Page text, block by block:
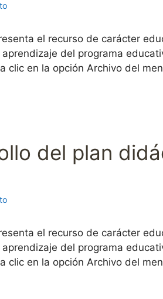
el recurso de carácter
del programa
clic en la opción Archivo del
del plan
el recurso de carácter
del programa
clic en la opción Archivo del